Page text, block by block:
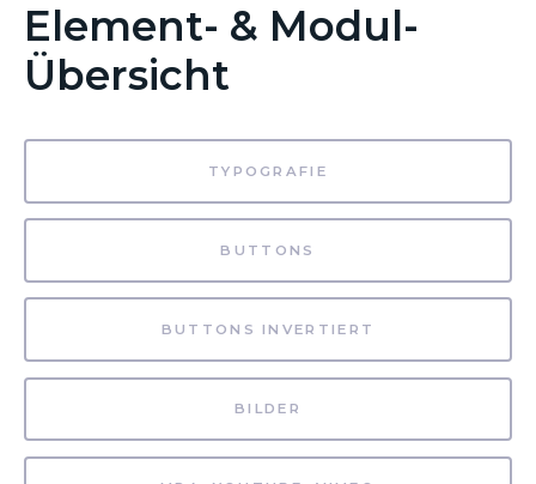
Element- & Modul-
Übersicht
TYPOGRAFIE
BUTTONS
BUTTONS INVERTIERT
BILDER